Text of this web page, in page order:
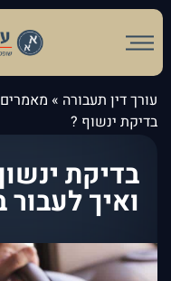
עורך דין תעבורה » מאמרים
בדיקת ינשוף ?
בדיקת
ואיך